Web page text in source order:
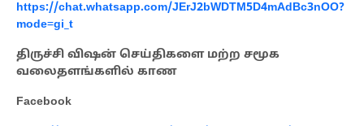
https://chat.whatsapp.com/JErJ2bWDTM5D4mAdBc3nOO?
mode=gi_t
திருச்சி விஷன் செய்திகளை மற்ற சமூக
வலைதளங்களில் காண
Facebook